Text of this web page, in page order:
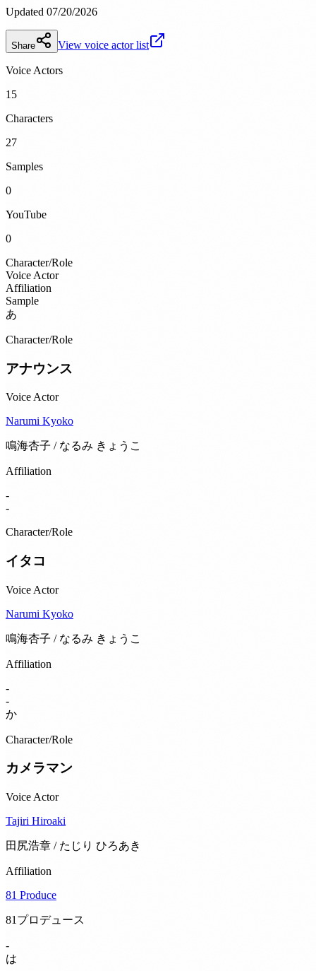
Updated 07/20/2026
Share View voice actor list
Voice Actors
15
Characters
27
Samples
0
YouTube
0
Character/Role
Voice Actor
Affiliation
Sample
あ
Character/Role
アナウンス
Voice Actor
Narumi Kyoko
鳴海杏子 / なるみ きょうこ
Affiliation
-
-
Character/Role
イタコ
Voice Actor
Narumi Kyoko
鳴海杏子 / なるみ きょうこ
Affiliation
-
-
か
Character/Role
カメラマン
Voice Actor
Tajiri Hiroaki
田尻浩章 / たじり ひろあき
Affiliation
81 Produce
81プロデュース
-
は